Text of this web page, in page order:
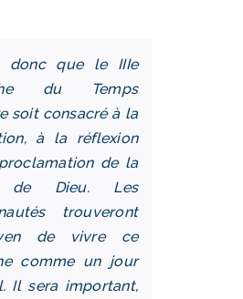
donc que le IIIe
du Temps
soit consacré à la
à la réflexion
de la
de Dieu. Les
trouveront
de vivre ce
comme un jour
Il sera important,